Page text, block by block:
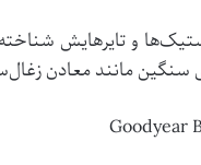
و تایرهایش